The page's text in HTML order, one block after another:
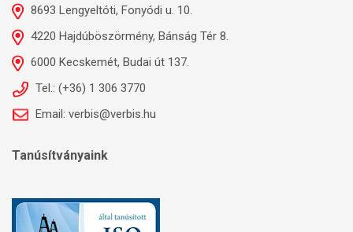
8693 Lengyeltóti, Fonyódi u. 10.
4220 Hajdúböszörmény, Bánság Tér 8.
6000 Kecskemét, Budai út 137.
Tel.: (+36) 1 306 3770
Email: verbis@verbis.hu
Tanúsítványaink